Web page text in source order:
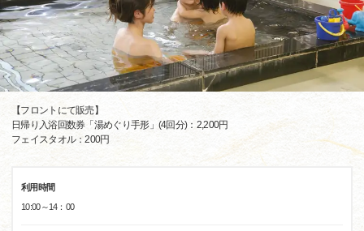
【フロントにて販売】
日帰り入浴回数券「湯めぐり手形」(4回分)：2,200円
フェイスタオル：200円
利用時間
10:00～14：00